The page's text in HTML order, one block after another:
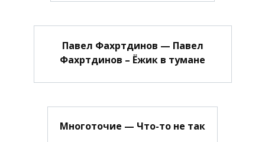
Павел Фахртдинов — Павел
Фахртдинов – Ёжик в тумане
Многоточие — Что-то не так